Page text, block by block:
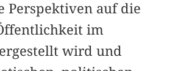
Perspektiven auf die
im
wird und